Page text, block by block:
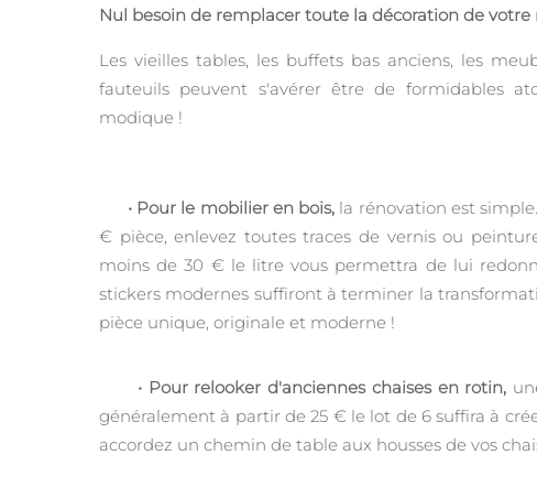
Nul besoin de remplacer toute la décoration de votre
Les vieilles tables, les buffets bas anciens, les
fauteuils peuvent s'avérer être de formidables
modique !
• Pour le mobilier en bois, la rénovation est
€ pièce, enlevez toutes traces de vernis ou
moins de 30 € le litre vous permettra de lui
stickers modernes suffiront à terminer la
pièce unique, originale et moderne !
• Pour relooker d'anciennes chaises en rotin,
généralement à partir de 25 € le lot de 6 suffira à
accordez un chemin de table aux housses de vos